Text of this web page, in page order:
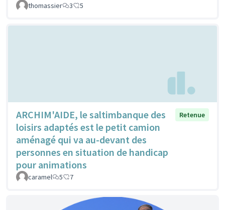
thomassier 3 5
ARCHIM'AIDE, le saltimbanque des
loisirs adaptés est le petit camion
aménagé qui va au-devant des
personnes en situation de handicap
pour animations
Retenue
caramel 5 7